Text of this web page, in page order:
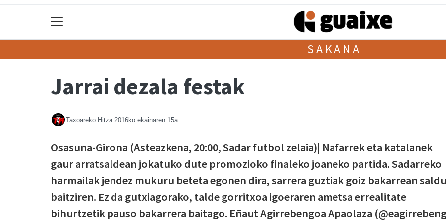
SAKANA
Jarrai dezala festak
Taxoareko Hitza 2016ko ekainaren 15a
Osasuna-Girona (Asteazkena, 20:00, Sadar futbol zelaia)| Nafarrek eta katalanek
gaur arratsaldean jokatuko dute promozioko finaleko joaneko partida. Sadarreko
harmailak jendez mukuru beteta egonen dira, sarrera guztiak goiz bakarrean saldu
baitziren. Ez da gutxiagorako, talde gorritxoa igoeraren ametsa errealitate
bihurtzetik pauso bakarrera baitago. Eñaut Agirrebengoa Apaolaza